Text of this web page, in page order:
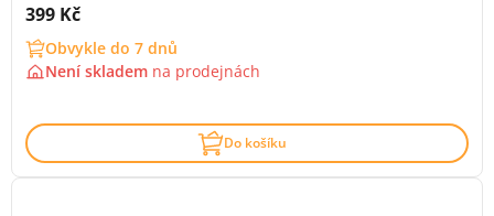
Cena s DPH:
399 Kč
Obvykle do 7 dnů
Není skladem na prodejnách
Do košíku